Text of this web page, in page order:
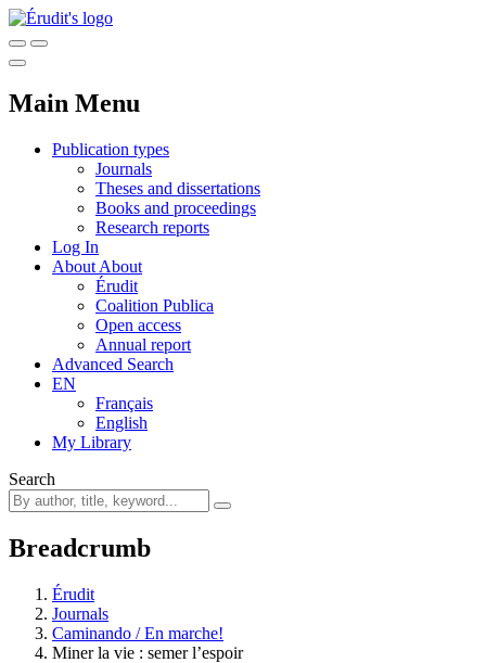
Main Menu
Publication types
Journals
Theses and dissertations
Books and proceedings
Research reports
Log In
About About
Érudit
Coalition Publica
Open access
Annual report
Advanced Search
EN
Français
English
My Library
Search
Breadcrumb
Érudit
Journals
Caminando / En marche!
Miner la vie : semer l’espoir